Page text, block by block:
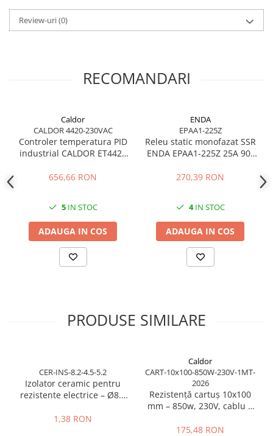
Review-uri(0)
RECOMANDARI
Caldor
CALDOR 4420-230VAC
Controler temperatura PID
industrial CALDOR ET4420
electrice
656,66 RON
5IN STOC
ADAUGA IN COS
ENDA
EPAA1-225Z
Releu static monofazat SSR
ENDA EPAA1-225Z 25A 90-
electrice
270,39 RON
4IN STOC
ADAUGA IN COS
PRODUSE SIMILARE
CER-INS-8.2-4.5-5.2
Izolator ceramic pentru
rezistente electrice – Ø8.2
interior / lungime 5.2 mm
1,38 RON
Caldor
CART-10x100-850W-230V-1MT-
2026
Rezistență cartuș 10x100
mm – 850w, 230V, cablu 1
175,48 RON